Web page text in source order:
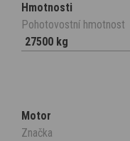
Hmotnosti
Pohotovostní hmotnost
27500 kg
Motor
Značka